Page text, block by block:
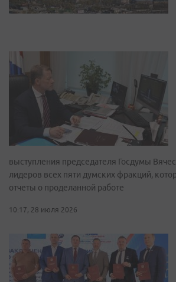
выступления председателя Госдумы
лидеров всех пяти думских фракций,
отчеты о проделанной работе
10:17, 28 июля 2026